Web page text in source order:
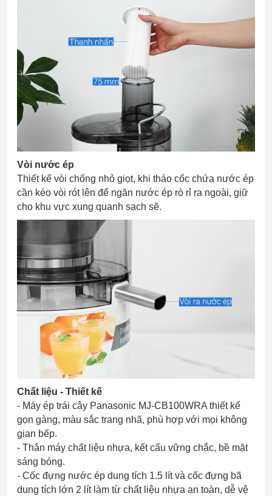
Vòi nước ép
Thiết kế vòi chống nhỏ giọt, khi tháo cốc chứa nước ép
cần kéo vòi rót lên để ngăn nước ép rò rỉ ra ngoài, giữ
cho khu vực xung quanh sạch sẽ.
Chất liệu - Thiết kế
- Máy ép trái cây Panasonic MJ-CB100WRA thiết kế
gọn gàng, màu sắc trang nhã, phù hợp với mọi không
gian bếp.
- Thân máy chất liệu nhựa, kết cấu vững chắc, bề mặt
sáng bóng.
- Cốc đựng nước ép dung tích 1.5 lít và cốc đựng bã
dung tích lớn 2 lít làm từ chất liệu nhựa an toàn, dễ vệ